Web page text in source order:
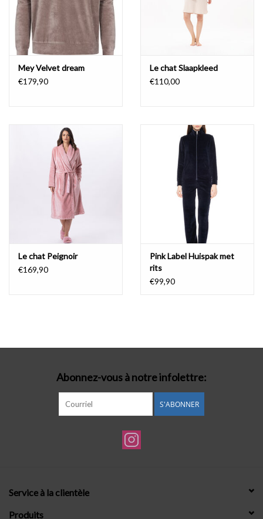
Mey Velvet dream
€179,90
Le chat Slaapkleed
€110,00
Le chat Peignoir
€169,90
Pink Label Huispak met
rits
€99,90
Abonnez-vous à notre infolettre:
S'ABONNER
Service à la clientèle
Produits